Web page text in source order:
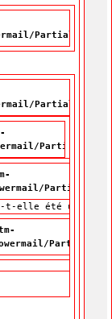
Partials/
Partials/
Partials/
Partials/
t-elle été utile?
a-t-elle été utile?
Partials/